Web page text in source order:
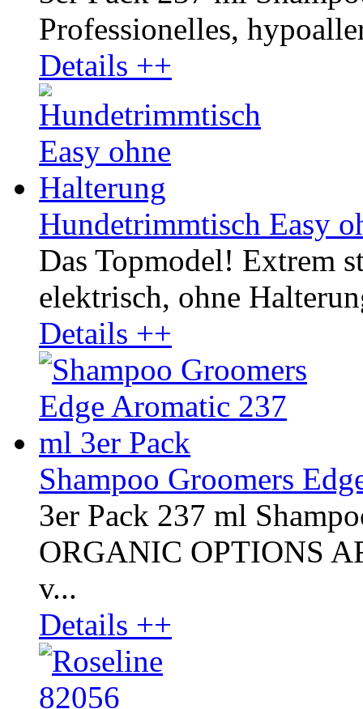
Professionelles,
Details ++
Hundetrimmtisch Easy
Das Topmodel! Extrem
elektrisch, ohne
Details ++
Shampoo Groomers
3er Pack 237 ml
ORGANIC OPTIONS
v...
Details ++